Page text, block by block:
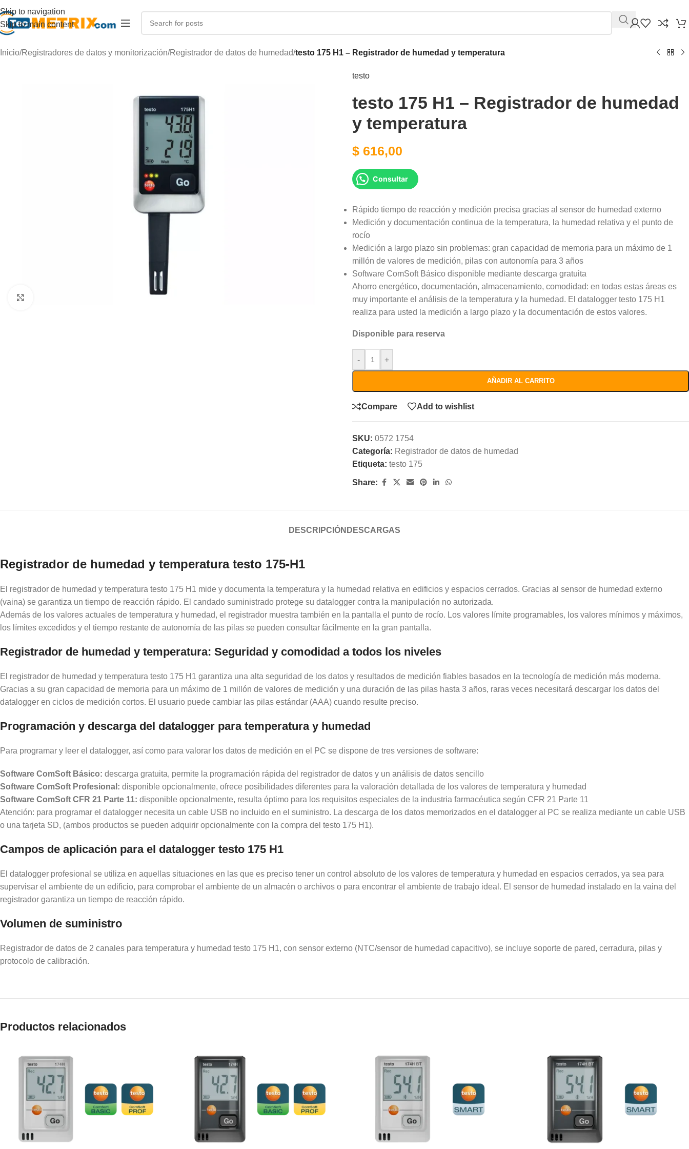
Skip to navigation
Skip to main content
Inicio/Registradores de datos y monitorización/Registrador de datos de humedad/testo 175 H1 – Registrador de humedad y temperatura
testo
testo 175 H1 – Registrador de humedad
y temperatura
$ 616,00
Consultar
Rápido tiempo de reacción y medición precisa gracias al sensor de humedad externo
Medición y documentación continua de la temperatura, la humedad relativa y el punto de
rocío
Medición a largo plazo sin problemas: gran capacidad de memoria para un máximo de 1
millón de valores de medición, pilas con autonomía para 3 años
Software ComSoft Básico disponible mediante descarga gratuita
Ahorro energético, documentación, almacenamiento, comodidad: en todas estas áreas es
muy importante el análisis de la temperatura y la humedad. El datalogger testo 175 H1
realiza para usted la medición a largo plazo y la documentación de estos valores.
Disponible para reserva
- +
AÑADIR AL CARRITO
Compare Add to wishlist
SKU: 0572 1754
Categoría: Registrador de datos de humedad
Etiqueta: testo 175
Share:
DESCRIPCIÓN DESCARGAS
Registrador de humedad y temperatura testo 175-H1
El registrador de humedad y temperatura testo 175 H1 mide y documenta la temperatura y la humedad relativa en edificios y espacios cerrados. Gracias al sensor de humedad externo
(vaina) se garantiza un tiempo de reacción rápido. El candado suministrado protege su datalogger contra la manipulación no autorizada.
Además de los valores actuales de temperatura y humedad, el registrador muestra también en la pantalla el punto de rocío. Los valores límite programables, los valores mínimos y máximos,
los límites excedidos y el tiempo restante de autonomía de las pilas se pueden consultar fácilmente en la gran pantalla.
Registrador de humedad y temperatura: Seguridad y comodidad a todos los niveles
El registrador de humedad y temperatura testo 175 H1 garantiza una alta seguridad de los datos y resultados de medición fiables basados en la tecnología de medición más moderna.
Gracias a su gran capacidad de memoria para un máximo de 1 millón de valores de medición y una duración de las pilas hasta 3 años, raras veces necesitará descargar los datos del
datalogger en ciclos de medición cortos. El usuario puede cambiar las pilas estándar (AAA) cuando resulte preciso.
Programación y descarga del datalogger para temperatura y humedad
Para programar y leer el datalogger, así como para valorar los datos de medición en el PC se dispone de tres versiones de software:
Software ComSoft Básico: descarga gratuita, permite la programación rápida del registrador de datos y un análisis de datos sencillo
Software ComSoft Profesional: disponible opcionalmente, ofrece posibilidades diferentes para la valoración detallada de los valores de temperatura y humedad
Software ComSoft CFR 21 Parte 11: disponible opcionalmente, resulta óptimo para los requisitos especiales de la industria farmacéutica según CFR 21 Parte 11
Atención: para programar el datalogger necesita un cable USB no incluido en el suministro. La descarga de los datos memorizados en el datalogger al PC se realiza mediante un cable USB
o una tarjeta SD, (ambos productos se pueden adquirir opcionalmente con la compra del testo 175 H1).
Campos de aplicación para el datalogger testo 175 H1
El datalogger profesional se utiliza en aquellas situaciones en las que es preciso tener un control absoluto de los valores de temperatura y humedad en espacios cerrados, ya sea para
supervisar el ambiente de un edificio, para comprobar el ambiente de un almacén o archivos o para encontrar el ambiente de trabajo ideal. El sensor de humedad instalado en la vaina del
registrador garantiza un tiempo de reacción rápido.
Volumen de suministro
Registrador de datos de 2 canales para temperatura y humedad testo 175 H1, con sensor externo (NTC/sensor de humedad capacitivo), se incluye soporte de pared, cerradura, pilas y
protocolo de calibración.
Productos relacionados